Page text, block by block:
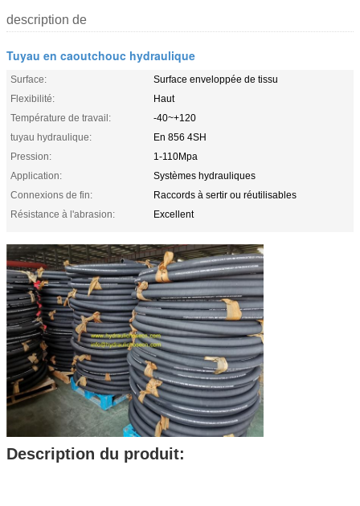
description de
Tuyau en caoutchouc hydraulique
Surface:
Surface enveloppée de tissu
Flexibilité:
Haut
Température de travail:
-40~+120
tuyau hydraulique:
En 856 4SH
Pression:
1-110Mpa
Application:
Systèmes hydrauliques
Connexions de fin:
Raccords à sertir ou réutilisables
Résistance à l'abrasion:
Excellent
Description du produit: